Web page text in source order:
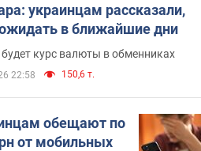
украинцам рассказали,
в ближайшие дни
курс валюты в обменниках
22:58 150,6 т.
обещают по
от мобильных